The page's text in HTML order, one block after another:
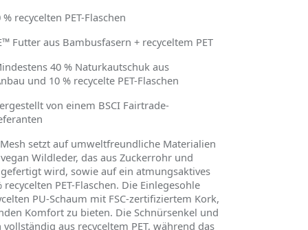
recycelten PET-Flaschen
Futter aus Bambusfasern + recyceltem PET
40 % Naturkautschuk aus
und 10 % recycelte PET-Flaschen
von einem BSCI Fairtrade-
setzt auf umweltfreundliche Materialien
Wildleder, das aus Zuckerrohr und
gefertigt wird, sowie auf ein atmungsaktives
recycelten PET-Flaschen. Die Einlegesohle
PU-Schaum mit FSC-zertifiziertem Kork,
Komfort zu bieten. Die Schnürsenkel und
vollständig aus recyceltem PET, während das